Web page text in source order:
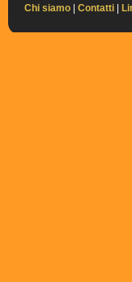
Chi siamo Contatti